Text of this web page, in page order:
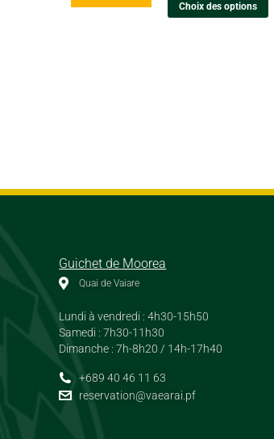
Choix des options
Guichet de Moorea
Quai de Vaiare
Lundi à vendredi : 4h30-15h50
Samedi : 7h30-11h30
Dimanche : 7h-8h20 / 14h-17h40
+689 40 46 11 63
reservation@vaearai.pf